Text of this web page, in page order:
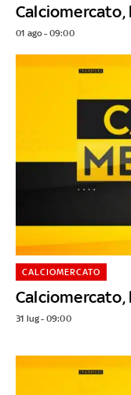
Calciomercato,
01 ago - 09:00
Calciomercato,
CALCIOMERCATO
31 lug - 09:00